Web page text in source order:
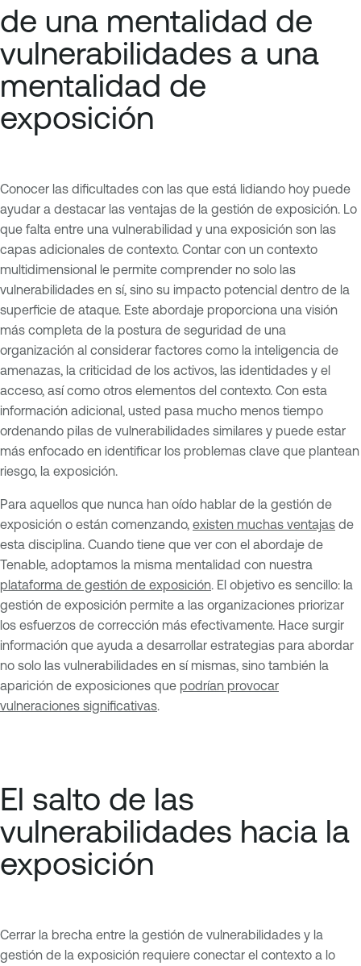
de una mentalidad de
vulnerabilidades a una
mentalidad de
exposición
Conocer las dificultades con las que está lidiando hoy puede
ayudar a destacar las ventajas de la gestión de exposición. Lo
que falta entre una vulnerabilidad y una exposición son las
capas adicionales de contexto. Contar con un contexto
multidimensional le permite comprender no solo las
vulnerabilidades en sí, sino su impacto potencial dentro de la
superficie de ataque. Este abordaje proporciona una visión
más completa de la postura de seguridad de una
organización al considerar factores como la inteligencia de
amenazas, la criticidad de los activos, las identidades y el
acceso, así como otros elementos del contexto. Con esta
información adicional, usted pasa mucho menos tiempo
ordenando pilas de vulnerabilidades similares y puede estar
más enfocado en identificar los problemas clave que plantean
riesgo, la exposición.
Para aquellos que nunca han oído hablar de la gestión de
exposición o están comenzando, existen muchas ventajas de
esta disciplina. Cuando tiene que ver con el abordaje de
Tenable, adoptamos la misma mentalidad con nuestra
plataforma de gestión de exposición. El objetivo es sencillo: la
gestión de exposición permite a las organizaciones priorizar
los esfuerzos de corrección más efectivamente. Hace surgir
información que ayuda a desarrollar estrategias para abordar
no solo las vulnerabilidades en sí mismas, sino también la
aparición de exposiciones que podrían provocar
vulneraciones significativas.
El salto de las
vulnerabilidades hacia la
exposición
Cerrar la brecha entre la gestión de vulnerabilidades y la
gestión de la exposición requiere conectar el contexto a lo